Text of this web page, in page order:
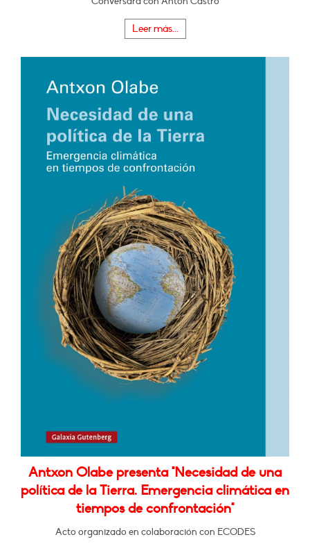
Leer más...
Antxon Olabe presenta "Necesidad de una
política de la Tierra. Emergencia climática en
tiempos de confrontación"
Acto organizado en colaboración con ECODES